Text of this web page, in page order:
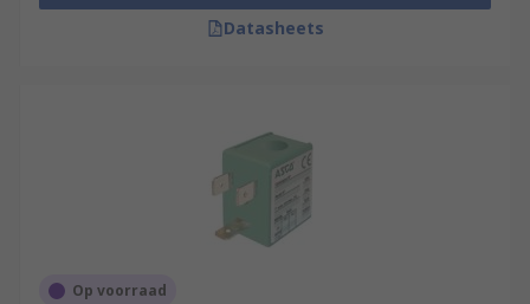
Datasheets
Op voorraad